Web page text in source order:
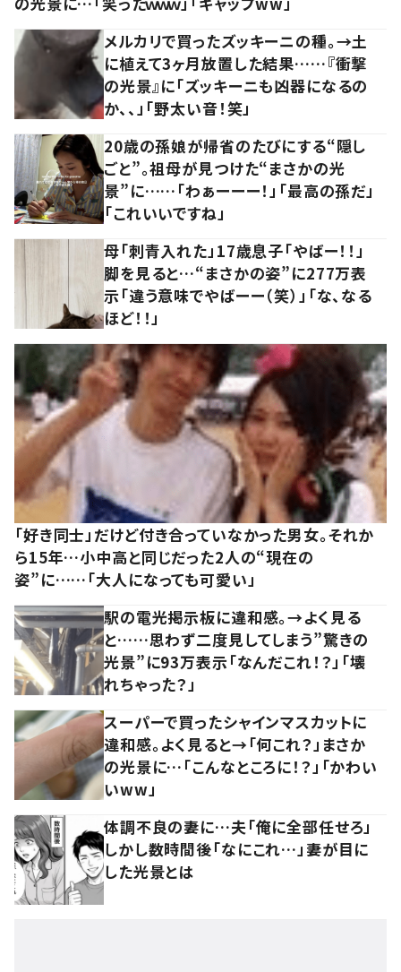
メルカリで買ったズッキーニの種。→土
に植えて3ヶ月放置した結果……『衝撃
の光景』に「ズッキーニも凶器になるの
か、、」「野太い音！笑」
20歳の孫娘が帰省のたびにする“隠し
ごと”。祖母が見つけた“まさかの光
景”に……「わぁーーー！」「最高の孫だ」
「これいいですね」
母「刺青入れた」17歳息子「やばー！！」
脚を見ると…“まさかの姿”に277万表
示「違う意味でやばーー（笑）」「な、なる
ほど！！」
「好き同士」だけど付き合っていなかった男女。それか
ら15年…小中高と同じだった2人の“現在の
姿”に……「大人になっても可愛い」
駅の電光掲示板に違和感。→よく見る
と……思わず二度見してしまう”驚きの
光景”に93万表示「なんだこれ！？」「壊
れちゃった？」
スーパーで買ったシャインマスカットに
違和感。よく見ると→「何これ？」まさか
の光景に…「こんなところに！？」「かわい
いww」
体調不良の妻に…夫「俺に全部任せろ」
しかし数時間後「なにこれ…」妻が目に
した光景とは